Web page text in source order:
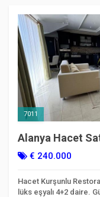
7011
Alanya Hacet
Deniz Manzaralı
€ 240.000
Hacet Kurşunlu
lüks eşyalı 4+2 daire.